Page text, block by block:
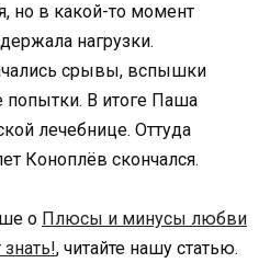
но в какой-то момент
нагрузки.
срывы, вспышки
попытки. В итоге Паша
лечебнице. Оттуда
Коноплёв скончался.
о Плюсы и минусы любви
, читайте нашу статью.